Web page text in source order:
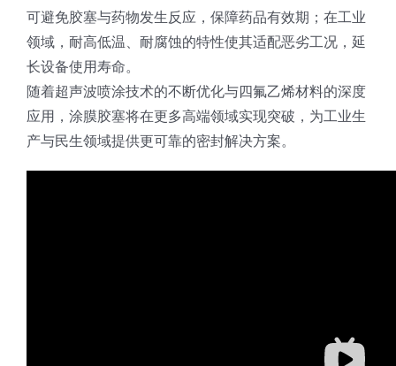
可避免胶塞与药物发生反应，保障药品有效期；在工业
领域，耐高低温、耐腐蚀的特性使其适配恶劣工况，延
长设备使用寿命。
随着超声波喷涂技术的不断优化与四氟乙烯材料的深度
应用，涂膜胶塞将在更多高端领域实现突破，为工业生
产与民生领域提供更可靠的密封解决方案。